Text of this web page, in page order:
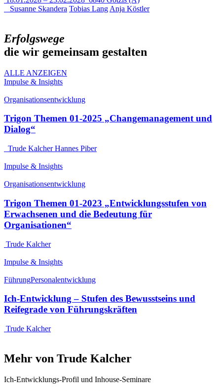
Susanne Skandera Tobias Lang Anja Köstler
Erfolgswege
die wir gemeinsam gestalten
ALLE ANZEIGEN
Impulse & Insights
Organisationsentwicklung
Trigon Themen 01-2025 „Changemanagement und
Dialog“
Trude Kalcher Hannes Piber
Impulse & Insights
Organisationsentwicklung
Trigon Themen 01-2023 „Entwicklungsstufen von
Erwachsenen und die Bedeutung für
Organisationen“
Trude Kalcher
Impulse & Insights
FührungPersonalentwicklung
Ich-Entwicklung – Stufen des Bewusstseins und
Reifegrade von Führungskräften
Trude Kalcher
Mehr von Trude Kalcher
Ich-Entwicklungs-Profil und Inhouse-Seminare